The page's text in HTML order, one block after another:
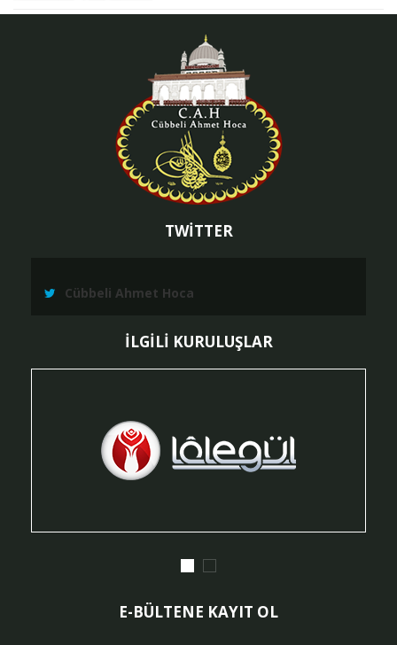
TWİTTER
Cübbeli Ahmet Hoca
İLGİLİ KURULUŞLAR
E-BÜLTENE KAYIT OL